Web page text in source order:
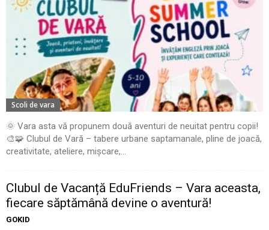
Scoli de vara
🌞 Vara asta vă propunem două aventuri de neuitat pentru copii!
🎨🧩 Clubul de Vară – tabere urbane saptamanale, pline de joacă,
creativitate, ateliere, mișcare,...
Clubul de Vacanță EduFriends – Vara aceasta,
fiecare săptămână devine o aventură!
GOKID